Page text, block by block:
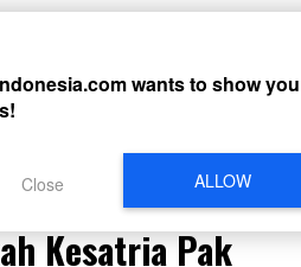
Mundur dari KSP
Kesatria Pak
wants to show you
ALLOW
Close